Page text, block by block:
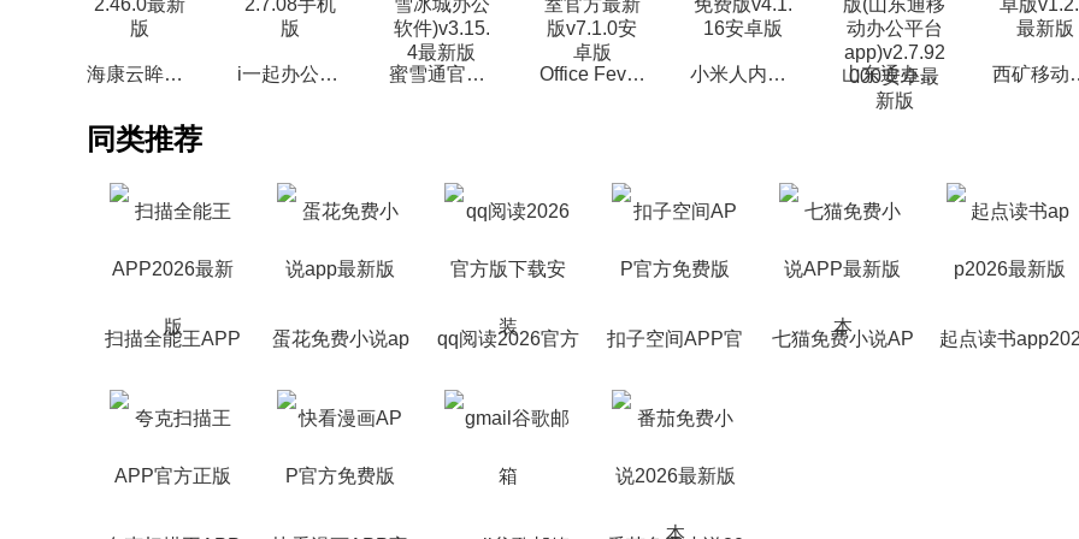
海康云眸官方安卓版v2.46.0最新版 i一起办公软件官方版v2.7.08手机版 蜜雪通官方客户端(蜜雪冰城办公软件)v3.15.4最新版 Office Fever狂热办公室官方最新版v7.1.0安卓版 小米人内部办公app免费版v4.1.16安卓版 山东通办公app官方版(山东通移动办公平台app)v2.7.92000安卓最新版 西矿移动
同类推荐
扫描全能王APP
2026最新版
蛋花免费小说ap qq阅读2026官方
版下载安装
扣子空间APP官 七猫免费小说AP 起点读书app202